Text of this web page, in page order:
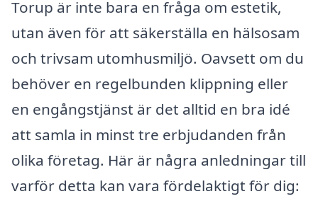
Torup är inte bara en fråga om estetik,
utan även för att säkerställa en hälsosam
och trivsam utomhusmiljö. Oavsett om du
behöver en regelbunden klippning eller
en engångstjänst är det alltid en bra idé
att samla in minst tre erbjudanden från
olika företag. Här är några anledningar till
varför detta kan vara fördelaktigt för dig: